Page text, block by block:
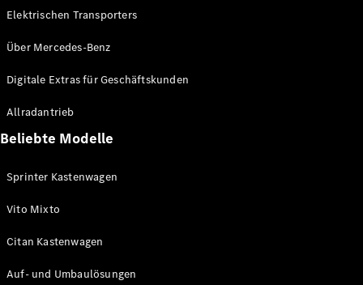
Elektrischen Transporters
Über Mercedes-Benz
Digitale Extras für Geschäftskunden
Allradantrieb
Beliebte Modelle
Sprinter Kastenwagen
Vito Mixto
Citan Kastenwagen
Auf- und Umbaulösungen